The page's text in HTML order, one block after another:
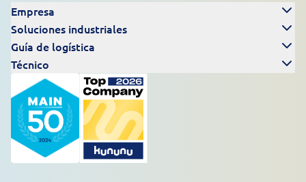
Empresa
Soluciones industriales
Guía de logística
Técnico